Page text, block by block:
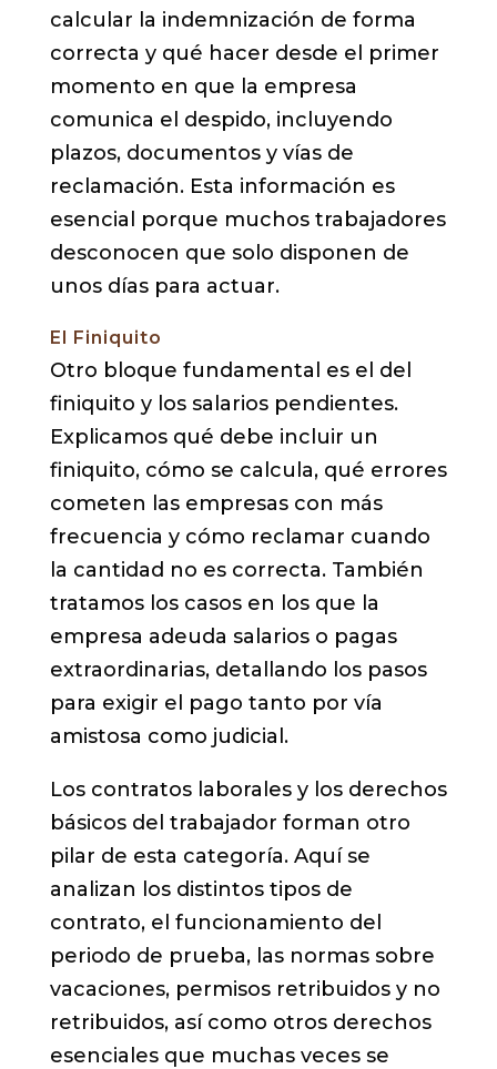
calcular la indemnización de forma
correcta y qué hacer desde el primer
momento en que la empresa
comunica el despido, incluyendo
plazos, documentos y vías de
reclamación. Esta información es
esencial porque muchos trabajadores
desconocen que solo disponen de
unos días para actuar.
El Finiquito
Otro bloque fundamental es el del
finiquito y los salarios pendientes.
Explicamos qué debe incluir un
finiquito, cómo se calcula, qué errores
cometen las empresas con más
frecuencia y cómo reclamar cuando
la cantidad no es correcta. También
tratamos los casos en los que la
empresa adeuda salarios o pagas
extraordinarias, detallando los pasos
para exigir el pago tanto por vía
amistosa como judicial.
Los contratos laborales y los derechos
básicos del trabajador forman otro
pilar de esta categoría. Aquí se
analizan los distintos tipos de
contrato, el funcionamiento del
periodo de prueba, las normas sobre
vacaciones, permisos retribuidos y no
retribuidos, así como otros derechos
esenciales que muchas veces se